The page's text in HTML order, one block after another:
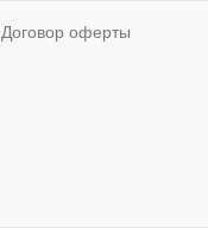
Договор оферты